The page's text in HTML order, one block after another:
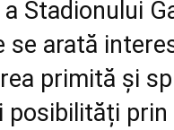
Stadionului
se arată
primită și
posibilități prin